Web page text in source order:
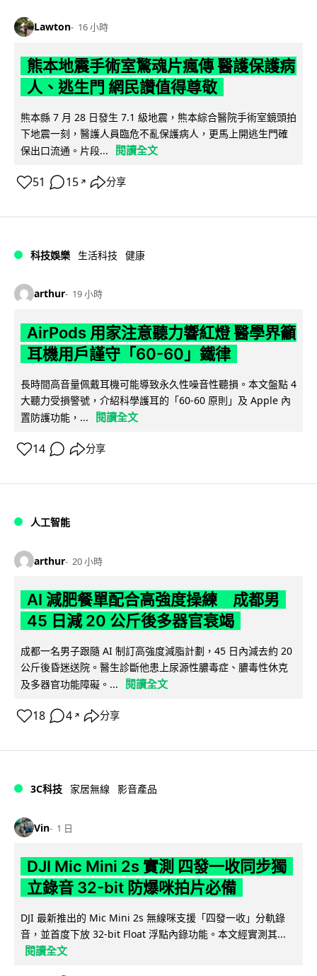
Lawton 16 小時
熊本地震手術室驚魂片瘋傳 醫護保護病
人、逃生門 網民讚值得尊敬
熊本縣 7 月 28 日發生 7.1 級地震，熊本綜合醫院手術室鏡頭拍
下地震一刻，醫護人員臨危不亂保護病人，更馬上開逃生門確
保出口流通。片段...
閱讀全文
51 15 ↗ 分享
科技娛樂 生活科技 健康
arthur 19 小時
AirPods 用家注意聽力響紅燈 醫學界籲
耳機用戶謹守「60-60」鐵律
長時間高音量佩戴耳機可能導致永久性噪音性聽損。本文盤點 4
大聽力受損警號，介紹科學護耳的「60-60 原則」及 Apple 內
置防護功能，...
閱讀全文
14 分享
人工智能
arthur 20 小時
AI 減肥餐單配合高強度操練 成都男
45 日減 20 公斤後多器官衰竭
成都一名男子跟隨 AI 制訂高強度減脂計劃，45 日內減去約 20
公斤後昏迷送院。醫生診斷他患上尿源性膿毒症、膿毒性休克
及多器官功能障礙。...
閱讀全文
18 4 ↗ 分享
3C科技 家居無線 影音產品
Vin 1 日
DJI Mic Mini 2s 實測 四發一收同步獨
立錄音 32-bit 防爆咪拍片必備
DJI 最新推出的 Mic Mini 2s 無線咪支援「四發一收」分軌錄
音，並首度下放 32-bit Float 浮點內錄功能。本文經實測其...
閱讀全文